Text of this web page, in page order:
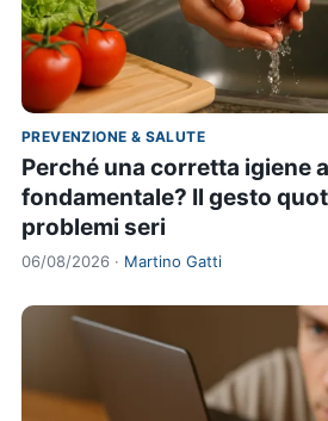
PREVENZIONE & SALUTE
Perché una corretta igiene
fondamentale? Il gesto
problemi seri
06/08/2026 · Martino Gatti